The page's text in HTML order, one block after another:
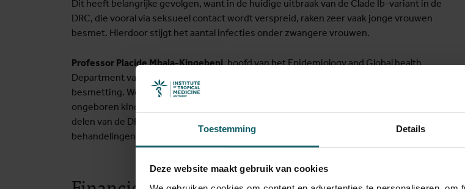
Toestemming Details
Deze website maakt gebruik van cookies
Dit heeft belangrijke gevolgen, want in de huidige uitbraak van de Clade Ib-variant in de
DRC, die vooral via seksueel contact wordt verspreid, raken zeer vaak jonge vrouwen
besmet. Hierdoor stijgt het aantal infecties onder zwangere vrouwen.
Professor Placide Mbala-Kingebeni, hoofd van het Epidemiology and Global health
Department van het INRB, benadrukt de urgentie: "Elke dag lopen vrouwen risico op
besmetting. We moeten dringend ingrijpen om hen, en in geval van een zwangerschap hun
ongeboren kind, beter te beschermen. Daarnaast is het cruciaal om de uitbraak in grote
delen van de DRC, waaronder Kinshasa, in te dammen. Vaccinatie en veilige, doeltreffende
behandelingen zijn daarbij hard nodig."